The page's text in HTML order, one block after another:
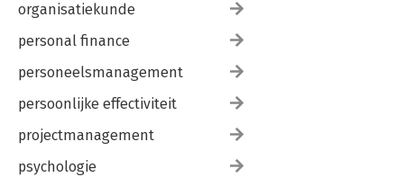
organisatiekunde
personal finance
personeelsmanagement
persoonlijke effectiviteit
projectmanagement
psychologie